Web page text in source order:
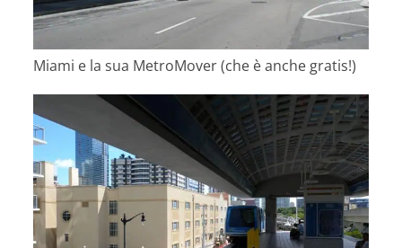
Miami e la sua MetroMover (che è anche gratis!)